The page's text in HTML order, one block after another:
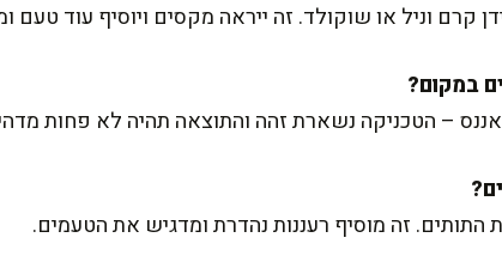
קרם וניל או שוקולד. זה ייראה מקסים ויוסיף עוד טעם
– הטכניקה נשארת זהה והתוצאה תהיה לא פחות
התותים. זה מוסיף רעננות נהדרת ומדגיש את הטעמים.